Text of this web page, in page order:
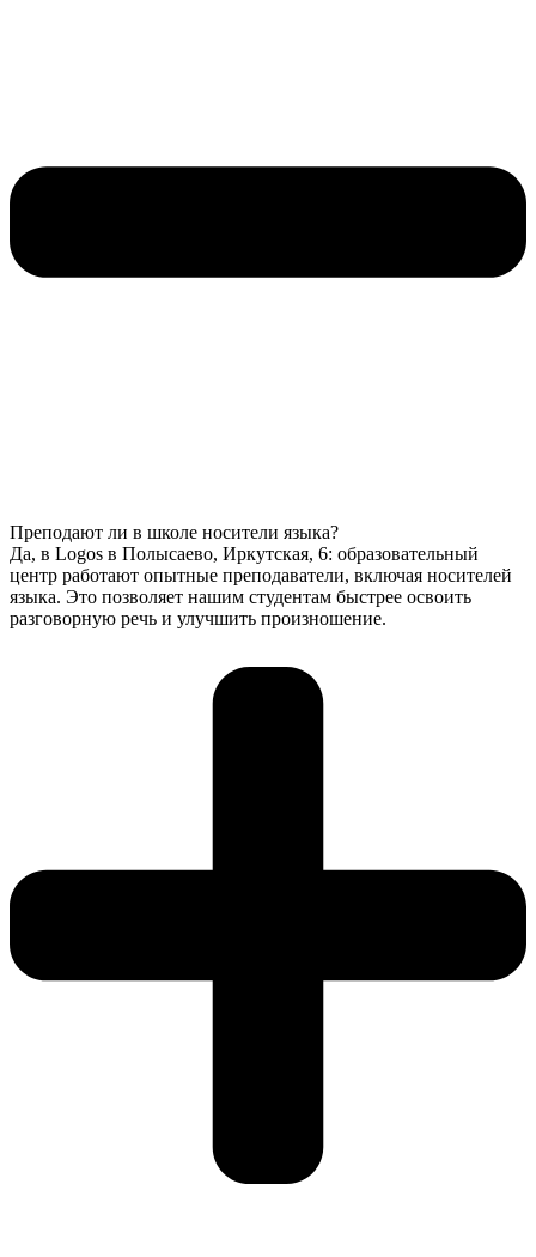
Преподают ли в школе носители языка?
Да, в Logos в Полысаево, Иркутская, 6: образовательный
центр работают опытные преподаватели, включая носителей
языка. Это позволяет нашим студентам быстрее освоить
разговорную речь и улучшить произношение.